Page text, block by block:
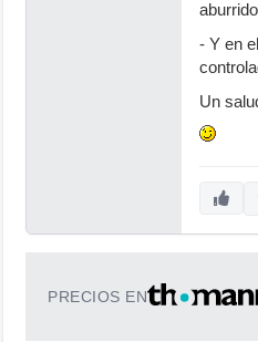
- Y en
Un
PRECIOS EN